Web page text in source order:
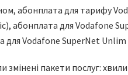
абонплата для тарифу
абонплата для Vodafone
для Vodafone SuperNet
змінені пакети послуг: